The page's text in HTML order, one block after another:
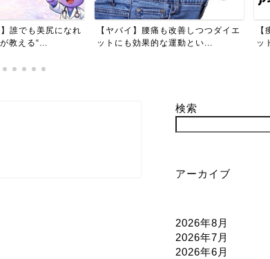
】誰でも美尻になれ
教える“...
【ヤバイ】腰痛も改善しつつダイエ
ットにも効果的な運動とい...
ッ
検索
アーカイブ
2026年8月
2026年7月
2026年6月